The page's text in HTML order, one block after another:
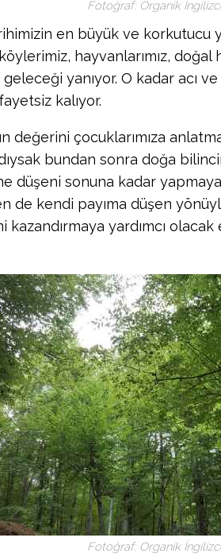
Fotoğraf: Organik
en büyük ve korkutucu
hayvanlarımız, doğal
geleceği yanıyor. O kadar acı
kalıyor.
değerini çocuklarımıza
bundan sonra doğa
düşeni sonuna kadar
de kendi payıma düşen
kazandırmaya yardımcı olacak
Fotoğraf: Organik